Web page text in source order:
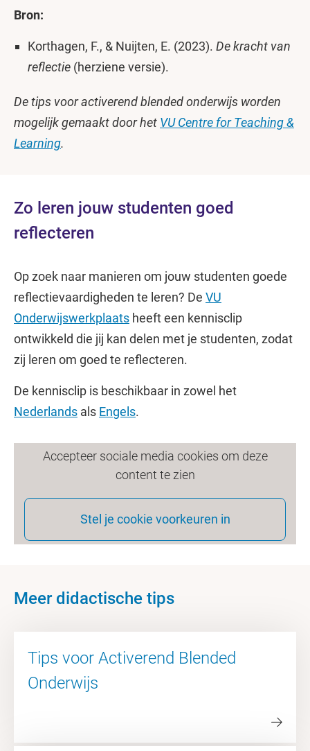
Bron:
Korthagen, F., & Nuijten, E. (2023). De kracht van
reflectie (herziene versie).
De tips voor activerend blended onderwijs worden
mogelijk gemaakt door het VU Centre for Teaching &
Learning.
Zo leren jouw studenten goed
reflecteren
Op zoek naar manieren om jouw studenten goede
reflectievaardigheden te leren? De VU
Onderwijswerkplaats heeft een kennisclip
ontwikkeld die jij kan delen met je studenten, zodat
zij leren om goed te reflecteren.
De kennisclip is beschikbaar in zowel het
Nederlands als Engels.
Accepteer sociale media cookies om deze
content te zien
Stel je cookie voorkeuren in
Meer didactische tips
Tips voor Activerend Blended
Onderwijs